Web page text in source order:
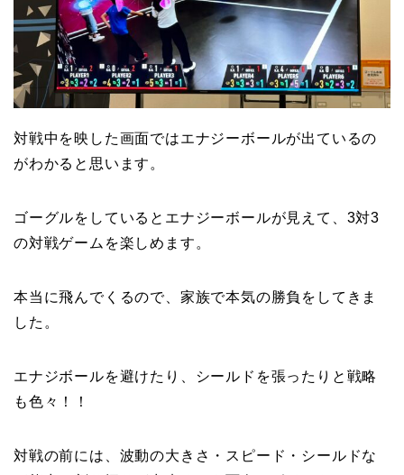
対戦中を映した画面ではエナジーボールが出ているの
がわかると思います。
ゴーグルをしているとエナジーボールが見えて、3対3
の対戦ゲームを楽しめます。
本当に飛んでくるので、家族で本気の勝負をしてきま
した。
エナジボールを避けたり、シールドを張ったりと戦略
も色々！！
対戦の前には、波動の大きさ・スピード・シールドな